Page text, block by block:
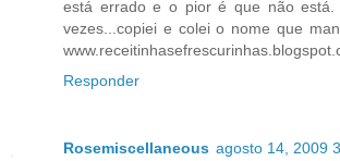
está errado e o pior é que não está.
vezes...copiei e colei o nome que
Responder
Rosemiscellaneous agosto 14, 2009